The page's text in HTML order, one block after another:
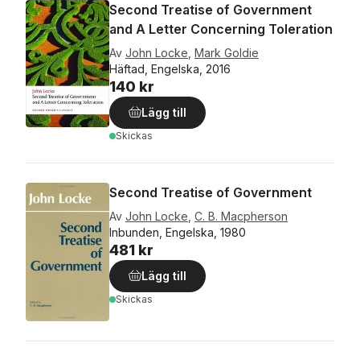
Second Treatise of Government
and A Letter Concerning Toleration
Av John Locke Mark Goldie
Häftad, Engelska, 2016
140 kr
Lägg till
Skickas
Second Treatise of Government
Av John Locke C. B. Macpherson
Inbunden, Engelska, 1980
481 kr
Lägg till
Skickas